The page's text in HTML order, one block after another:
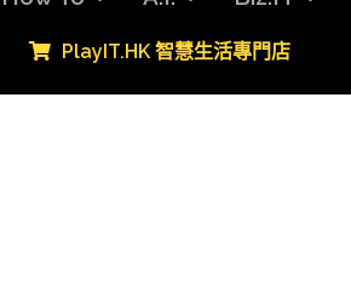
PlayIT.HK 智慧生活專門店